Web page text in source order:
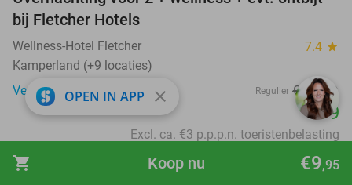
shopping_cart €9,95
Koop nu
bij Fletcher Hotels
Wellness-Hotel Fletcher 7.4 star
Kamperland (+9 locaties)
Verkocht: 1.031
Regulier €175
€79
Excl. ca. €3 p.p.p.n. toeristenbelasting
favorite_border
OPEN IN APP close